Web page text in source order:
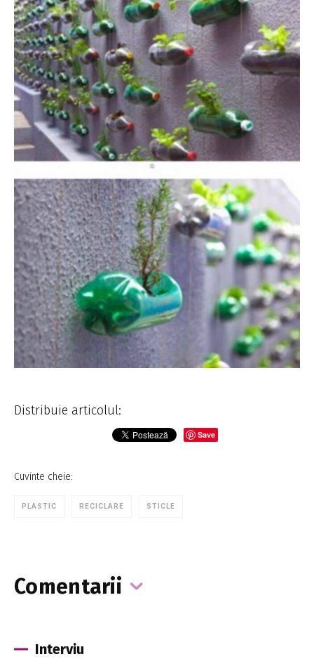
Distribuie articolul:
Save
Cuvinte cheie:
PLASTIC RECICLARE STICLE
Comentarii
Interviu